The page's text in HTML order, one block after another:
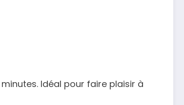
Idéal pour faire plaisir à